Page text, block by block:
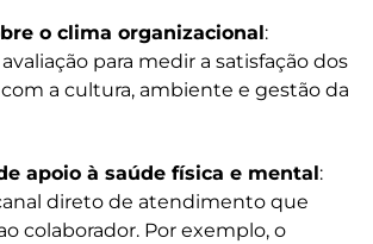
o clima organizacional:
para medir a satisfação dos
a cultura, ambiente e gestão da
apoio à saúde física e mental:
direto de atendimento que
colaborador. Por exemplo, o